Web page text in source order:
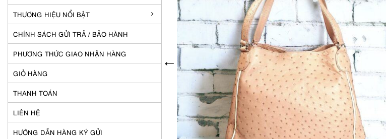
THƯƠNG HIỆU NỔI BẬT
CHÍNH SÁCH GỬI TRẢ / BẢO HÀNH
PHƯƠNG THỨC GIAO NHẬN HÀNG
GIỎ HÀNG
THANH TOÁN
LIÊN HỆ
HƯỚNG DẪN HÀNG KÝ GỬI